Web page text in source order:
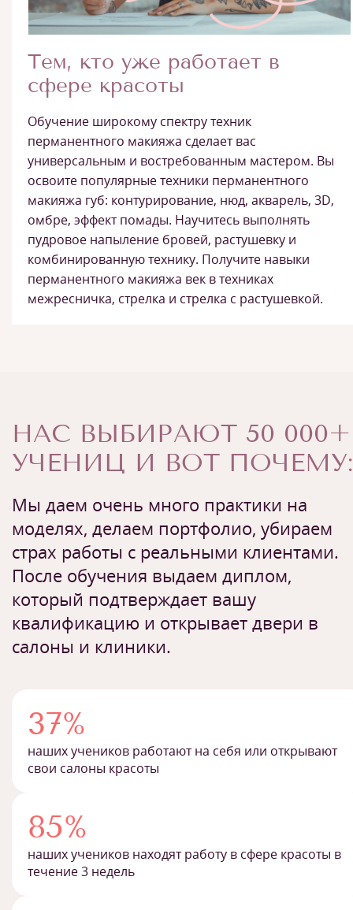
Тем, кто уже работает в
сфере красоты
Обучение широкому спектру техник
перманентного макияжа сделает вас
универсальным и востребованным мастером. Вы
освоите популярные техники перманентного
макияжа губ: контурирование, нюд, акварель, 3D,
омбре, эффект помады. Научитесь выполнять
пудровое напыление бровей, растушевку и
комбинированную технику. Получите навыки
перманентного макияжа век в техниках
межресничка, стрелка и стрелка с растушевкой.
НАС ВЫБИРАЮТ 50 000+
УЧЕНИЦ И ВОТ ПОЧЕМУ:
Мы даем очень много практики на
моделях, делаем портфолио, убираем
страх работы с реальными клиентами.
После обучения выдаем диплом,
который подтверждает вашу
квалификацию и открывает двери в
салоны и клиники.
37%
наших учеников работают на себя или открывают
свои салоны красоты
85%
наших учеников находят работу в сфере красоты в
течение 3 недель